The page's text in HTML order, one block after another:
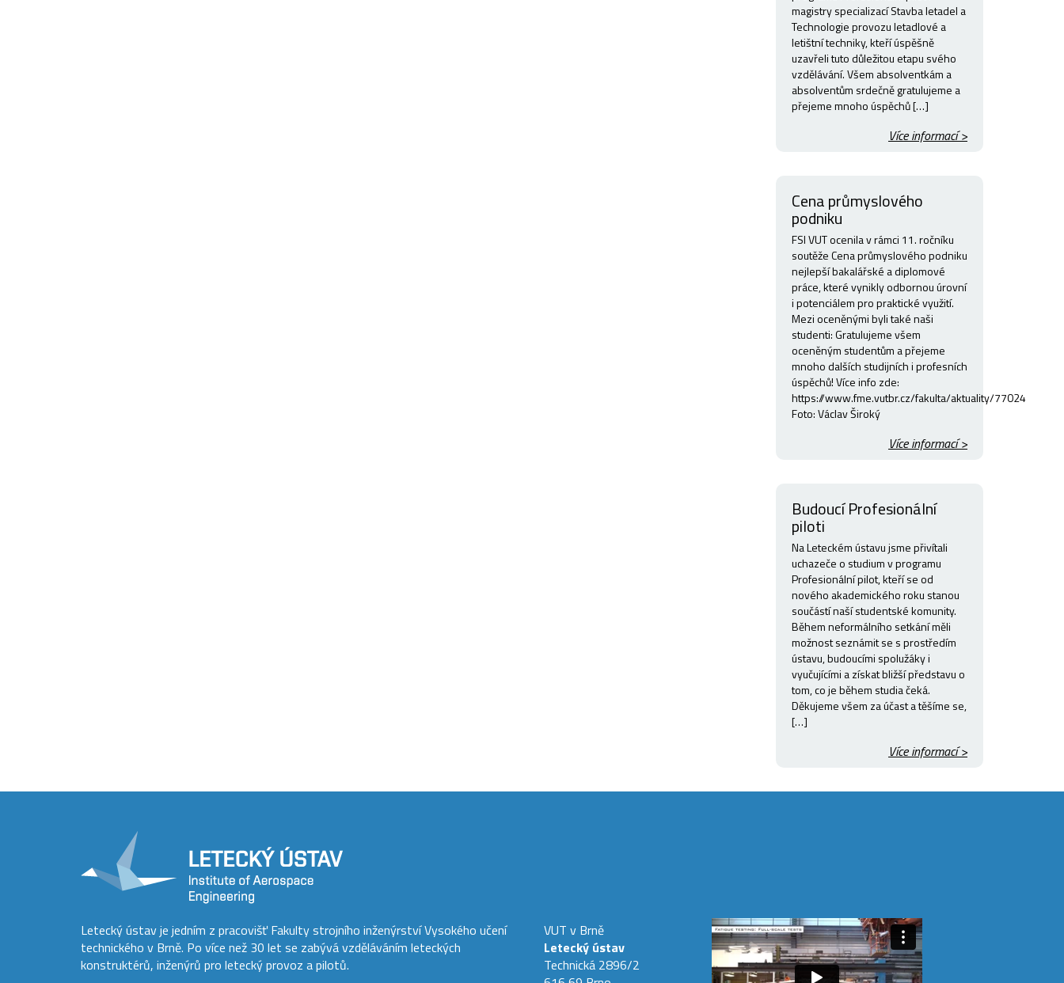
magistry specializací Stavba letadel a
Technologie provozu letadlové a
letištní techniky, kteří úspěšně
uzavřeli tuto důležitou etapu svého
vzdělávání. Všem absolventkám a
absolventům srdečně gratulujeme a
přejeme mnoho úspěchů […]
Více informací >
Cena průmyslového
podniku
FSI VUT ocenila v rámci 11. ročníku
soutěže Cena průmyslového podniku
nejlepší bakalářské a diplomové
práce, které vynikly odbornou úrovní
i potenciálem pro praktické využití.
Mezi oceněnými byli také naši
studenti: Gratulujeme všem
oceněným studentům a přejeme
mnoho dalších studijních i profesních
úspěchů! Více info zde:
https://www.fme.vutbr.cz/fakulta/aktuality/77024
Foto: Václav Široký
Více informací >
Budoucí Profesionální
piloti
Na Leteckém ústavu jsme přivítali
uchazeče o studium v programu
Profesionální pilot, kteří se od
nového akademického roku stanou
součástí naší studentské komunity.
Během neformálního setkání měli
možnost seznámit se s prostředím
ústavu, budoucími spolužáky i
vyučujícími a získat bližší představu o
tom, co je během studia čeká.
Děkujeme všem za účast a těšíme se,
[…]
Více informací >
Letecký ústav je jedním z pracovišť Fakulty strojního inženýrství Vysokého učení
technického v Brně. Po více než 30 let se zabývá vzděláváním leteckých
konstruktérů, inženýrů pro letecký provoz a pilotů.
VUT v Brně
Letecký ústav
Technická 2896/2